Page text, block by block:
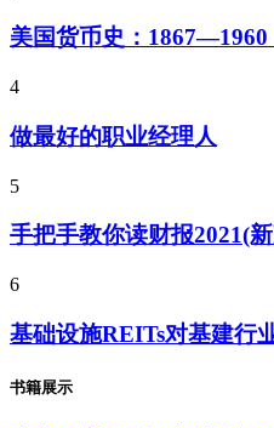
美国货币史：1867—1960
4
做最好的职业经理人
5
手把手教你读财报2021(
6
基础设施REITs对基建行
书籍展示